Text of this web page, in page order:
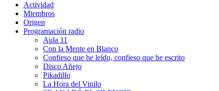
Actividad
Miembros
Origen
Programación radio
Aula 11
Con la Mente en Blanco
Confieso que he leído, confieso que he escrito
Disco Añejo
Pikadillo
La Hora del Vinilo